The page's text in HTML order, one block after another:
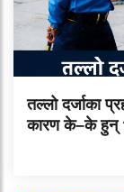
तल्लो दर्जाका
कारण के–के हुन्